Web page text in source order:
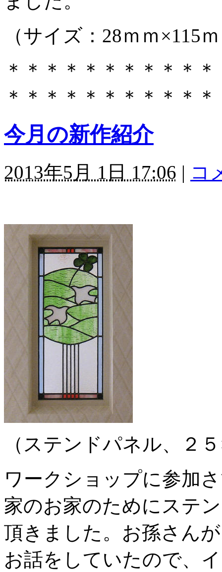
（サイズ：28ｍｍ×115
＊＊＊＊＊＊＊＊＊＊
＊＊＊＊＊＊＊＊＊＊
今月の新作紹介
2013年5月 1日 17:06 | コ
（ステンドパネル、２
ワークショップに参加
家のお家のためにステ
頂きました。お孫さん
お話をしていたので、